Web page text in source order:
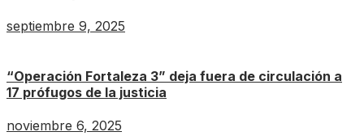
septiembre 9, 2025
“Operación Fortaleza 3” deja fuera de circulación a
17 prófugos de la justicia
noviembre 6, 2025